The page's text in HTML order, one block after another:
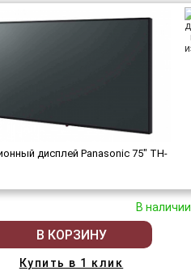
дисплей Panasonic 75" TH-
В наличии
В КОРЗИНУ
Купить в 1 клик